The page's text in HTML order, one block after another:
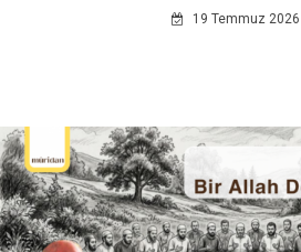
19 Temmuz 2026